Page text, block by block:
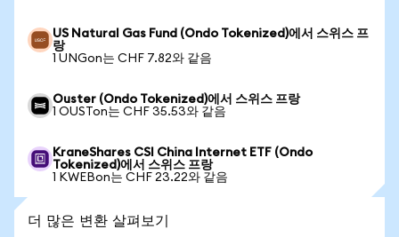
US Natural Gas Fund (Ondo Tokenized)에서 스위스 프
랑
1 UNGon는 CHF 7.82와 같음
Ouster (Ondo Tokenized)에서 스위스 프랑
1 OUSTon는 CHF 35.53와 같음
KraneShares CSI China Internet ETF (Ondo
Tokenized)에서 스위스 프랑
1 KWEBon는 CHF 23.22와 같음
더 많은 변환 살펴보기